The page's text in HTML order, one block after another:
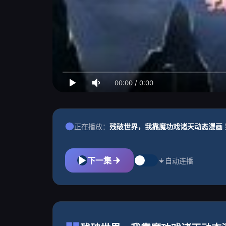
00:00 / 0:00
正在播放： 残破世界，我靠魔功戏诸天动态漫画
下一集 自动连播